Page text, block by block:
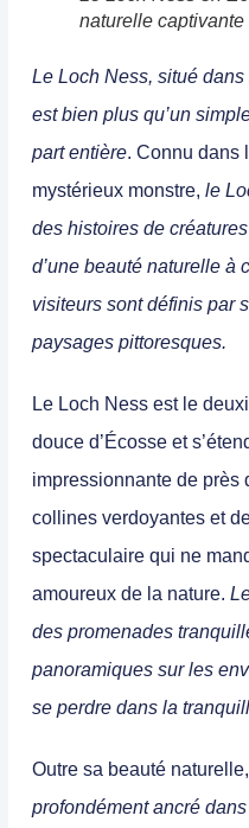
naturelle captivante
Le Loch Ness, situé dans
est bien plus qu’un
part entière. Connu dans
mystérieux monstre, le
des histoires de
d’une beauté naturelle à
visiteurs sont définis par
paysages pittoresques.
Le Loch Ness est le
douce d’Écosse et
impressionnante de près
collines verdoyantes et
spectaculaire qui ne
amoureux de la nature.
des promenades
panoramiques sur les
se perdre dans la
Outre sa beauté naturelle,
profondément ancré